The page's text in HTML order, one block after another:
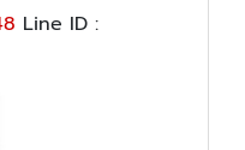
Line ID :